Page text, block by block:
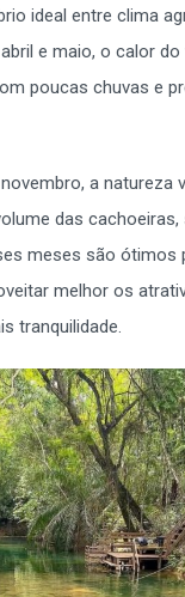
ideal entre clima
e maio, o calor
poucas chuvas e
a natureza
das
meses são ótimos
melhor os
tranquilidade.